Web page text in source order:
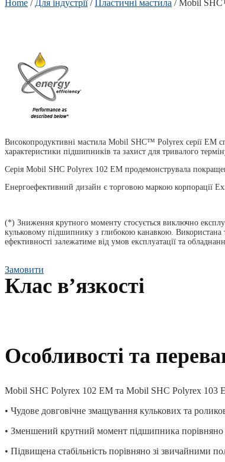
Home / Для індустрії/ Пластичні мастила / Mobil
Високопродуктивні мастила Mobil SHC™ Polyrex серії EM
характеристики підшипників та захист для тривалого
Серія Mobil SHC Polyrex 102 EM продемонструвала
Енергоефективний дизайн є торговою маркою корпорації
(*) Зниження крутного моменту стосується виключно
кульковому підшипнику з глибокою канавкою.
ефективності залежатиме від умов експлуатації та
Замовити
Клас вʼязкості
Особливості та
Mobil SHC Polyrex 102 EM та Mobil SHC Polyrex 103
• Чудове довговічне змащування кулькових та
• Зменшений крутний момент підшипника
• Підвищена стабільність порівняно зі звичайними